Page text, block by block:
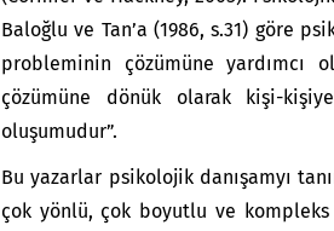
Baloğlu ve Tan’a (1986, s.31) göre
probleminin çözümüne yardımcı
çözümüne dönük olarak kişi-
oluşumudur”.
Bu yazarlar psikolojik danışamyı
çok yönlü, çok boyutlu ve kompleks